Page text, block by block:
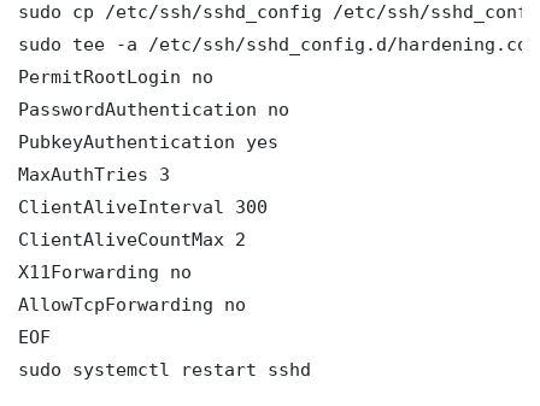
sudo cp /etc/ssh/sshd_config /etc/ssh/
sudo tee -a /etc/ssh/sshd_config.d/
PermitRootLogin no
PasswordAuthentication no
PubkeyAuthentication yes
MaxAuthTries 3
ClientAliveInterval 300
ClientAliveCountMax 2
X11Forwarding no
AllowTcpForwarding no
EOF
sudo systemctl restart sshd